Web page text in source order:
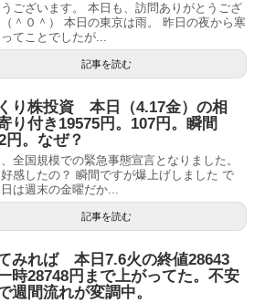
ございます。 本日も、訪問ありがとうござ
＾０＾） 本日の東京は雨。 昨日の夜から寒
ってことでしたが...
記事を読む
り株投資 本日（4.17金）の相
り付き19575円。107円。瞬間
円。なぜ？
全国規模での緊急事態宣言となりました。
感したの？ 瞬間ですが爆上げしました で
は週末の金曜だか...
記事を読む
みれば 本日7.6火の終値28643
時28748円まで上がってた。不安
週間流れが変調中。